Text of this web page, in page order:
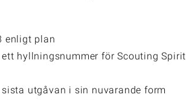
enligt plan
hyllningsnummer för ScoutingSpirit
utgåvan i sin nuvarande form